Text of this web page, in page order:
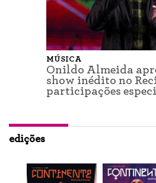
MÚSICA
Onildo Almeida
show inédito no
participações
edições